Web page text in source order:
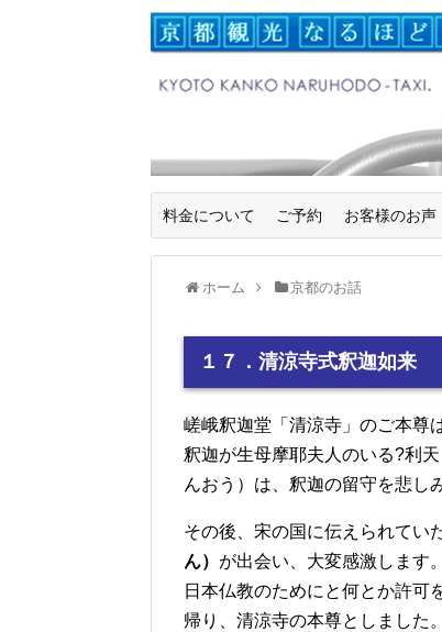
料金について ご予約 お客様のお声
ホーム 京都のお話
１７．清涼寺式釈迦如来
嵯峨釈迦堂「清涼寺」のご本尊
釈迦が生母摩耶夫人のいる?利
んおう）は、釈迦の留守を悲し
その後、宋の国に伝えられてい
ん） が出会い、大変感激します。
日本仏教のためにと何とか許可
帰り、清涼寺の本尊としました。